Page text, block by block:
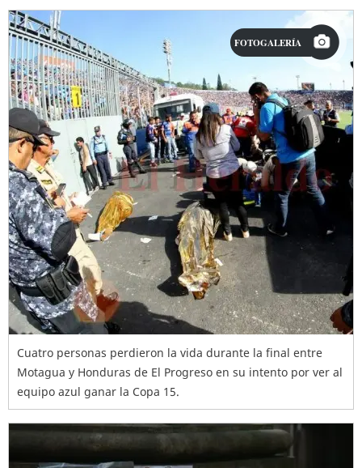
FOTOGALERÍA
Cuatro personas perdieron la vida durante la final entre
Motagua y Honduras de El Progreso en su intento por ver al
equipo azul ganar la Copa 15.